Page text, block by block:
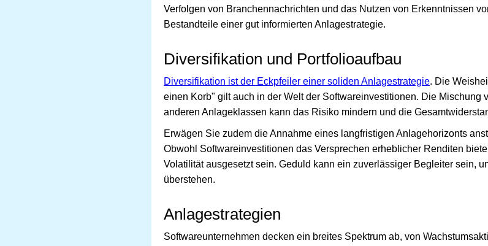
Verfolgen von Branchennachrichten und das Nutzen von Erkenntnissen
Bestandteile einer gut informierten Anlagestrategie.
Diversifikation und Portfolioaufbau
Diversifikation ist der Eckpfeiler einer soliden Anlagestrategie. Die
einen Korb" gilt auch in der Welt der Softwareinvestitionen. Die Mischung
anderen Anlageklassen kann das Risiko mindern und die
Erwägen Sie zudem die Annahme eines langfristigen Anlagehorizonts
Obwohl Softwareinvestitionen das Versprechen erheblicher Renditen
Volatilität ausgesetzt sein. Geduld kann ein zuverlässiger Begleiter sein,
überstehen.
Anlagestrategien
Softwareunternehmen decken ein breites Spektrum ab, von